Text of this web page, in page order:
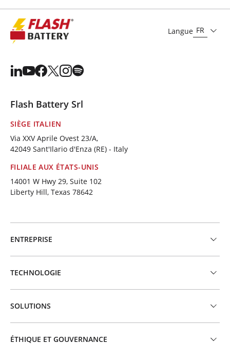
Langue FR
Flash Battery Srl
SIÈGE ITALIEN
Via XXV Aprile Ovest 23/A,
42049 Sant'Ilario d'Enza (RE) - Italy
FILIALE AUX ÉTATS-UNIS
14001 W Hwy 29, Suite 102
Liberty Hill, Texas 78642
ENTREPRISE
TECHNOLOGIE
SOLUTIONS
ÉTHIQUE ET GOUVERNANCE